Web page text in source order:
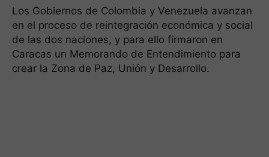
Los Gobiernos de Colombia y Venezuela avanzan
en el proceso de reintegración económica y social
de las dos naciones, y para ello firmaron en
Caracas un Memorando de Entendimiento para
crear la Zona de Paz, Unión y Desarrollo.